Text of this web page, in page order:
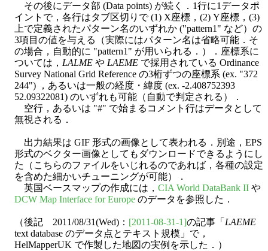
その後にデータ部 (Data points) が続く．1行に1データポ
イントで，各行はタブ区切りで (1) X座標，(2) Y座標，(3)
上で定義されたパターン名のいずれか ("pattern1" など）の
3項目の値を与える（実際にはパターン名は省略可能．そ
の場合，自動的に "pattern1" が用いられる．）．座標系に
ついては， LALME や LAEME で採用されている Ordinance
Survey National Grid Reference の3桁ずつの座標系 (ex. "372
244") ，あるいは一般の経度・緯度 (ex. -2.408752393
52.09322081) のいずれも可能（自動で判定される）．
空行，あるいは "#" で始まるコメント行はデータとして
無視される．
出力結果は GIF 形式の画像として表われる．別途，EPS
形式のベクター画像としてもダウンロードできるようにし
た（こちらのファイルをいじれるのであれば，各種の設定
を含めた細かいチューニングが可能）．
英国ベースマップの作成には， CIA World DataBank II や
DCW Map Interface for Europe のデータを参照した．
（後記 2011/08/31(Wed)： [2011-08-31-1]の記事「 LAEME
text database のデータ点とテキスト規模」で，
HelMapperUK で作製した地図の実例を示した．）